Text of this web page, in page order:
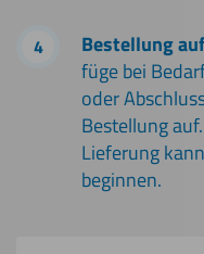
Bestellung
füge bei
oder
Bestellung
Lieferung
beginnen.